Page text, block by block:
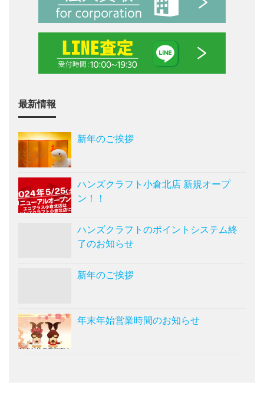
最新情報
新年のご挨拶
ハンズクラフト小倉北店 新規オープ
ン！！
ハンズクラフトのポイントシステム終
了のお知らせ
新年のご挨拶
年末年始営業時間のお知らせ